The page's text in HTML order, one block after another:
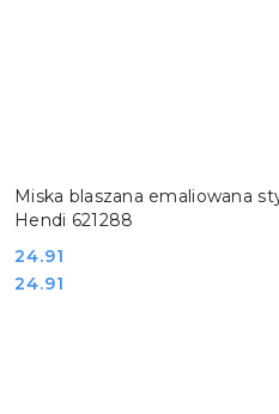
Miska blaszana emaliowana
Hendi 621288
Cena:
24.91
Cena:
24.91